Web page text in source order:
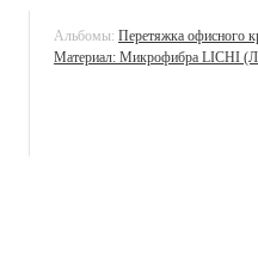
Альбомы: Перетяжка офисного
Материал: Микрофибра LICHI